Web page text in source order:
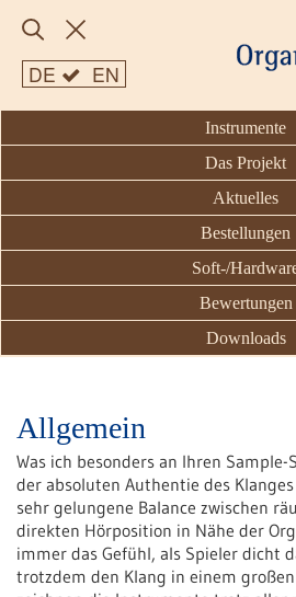
DE EN
Instrumente
Das Projekt
Aktuelles
Bestellungen
Soft-/
Bewertungen
Downloads
Allgemein
Was ich besonders an Ihren
der absoluten Authentie des
sehr gelungene Balance zwischen
direkten Hörposition in Nähe der
immer das Gefühl, als Spieler dicht
trotzdem den Klang in einem